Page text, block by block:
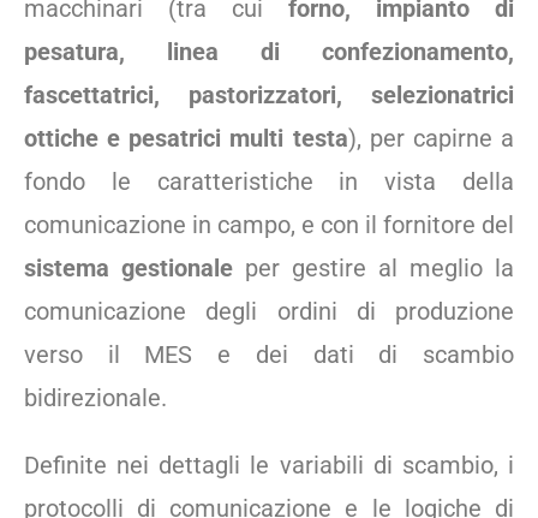
macchinari (tra cui forno, impianto di
pesatura, linea di confezionamento,
fascettatrici, pastorizzatori, selezionatrici
ottiche e pesatrici multi testa), per capirne a
fondo le caratteristiche in vista della
comunicazione in campo, e con il fornitore del
sistema gestionale per gestire al meglio la
comunicazione degli ordini di produzione
verso il MES e dei dati di scambio
bidirezionale.
Definite nei dettagli le variabili di scambio, i
protocolli di comunicazione e le logiche di